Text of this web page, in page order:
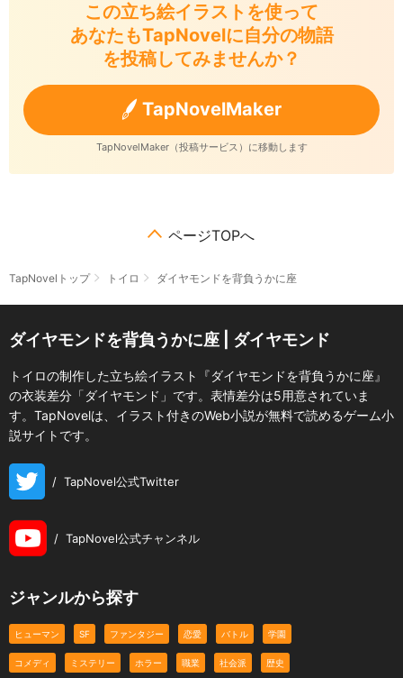
この立ち絵イラストを使って
あなたもTapNovelに自分の物語
を投稿してみませんか？
TapNovelMaker
TapNovelMaker（投稿サービス）に移動します
ページTOPへ
TapNovelトップ トイロ ダイヤモンドを背負うかに座
ダイヤモンドを背負うかに座 | ダイヤモンド
トイロの制作した立ち絵イラスト『ダイヤモンドを背負うかに座』
の衣装差分「ダイヤモンド」です。表情差分は5用意されていま
す。TapNovelは、イラスト付きのWeb小説が無料で読めるゲーム小
説サイトです。
/ TapNovel公式Twitter
/ TapNovel公式チャンネル
ジャンルから探す
ヒューマン SF ファンタジー 恋愛 バトル 学園
コメディ ミステリー ホラー 職業 社会派 歴史